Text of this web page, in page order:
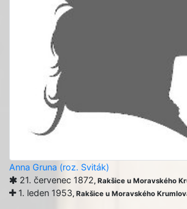
Anna Gruna (roz. Sviták)
21. červenec 1872, Rakšice u Moravského
1. leden 1953, Rakšice u Moravského